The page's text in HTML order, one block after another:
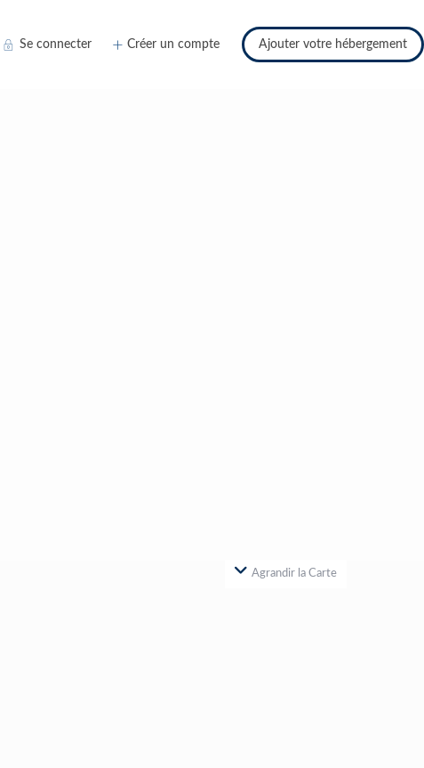
Se connecter Créer un compte Ajouter votre hébergement
Agrandir la Carte